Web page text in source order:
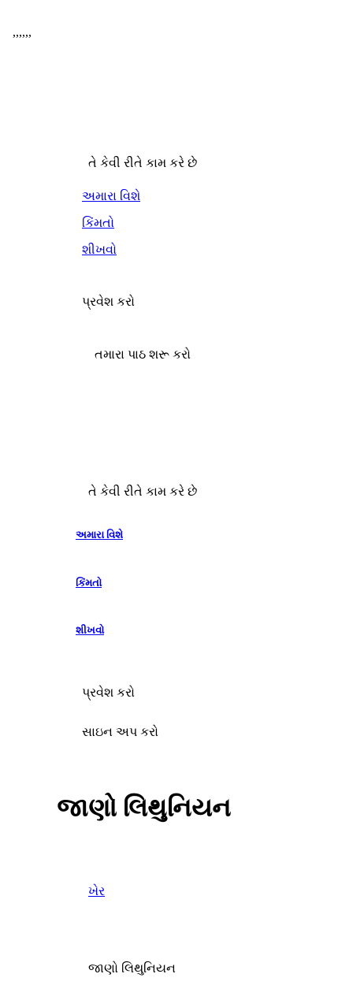
,,,,,,
તે કેવી રીતે કામ કરે છે
અમારા વિશે
કિંમતો
શીખવો
પ્રવેશ કરો
તમારા પાઠ શરૂ કરો
તે કેવી રીતે કામ કરે છે
અમારા વિશે
કિંમતો
શીખવો
પ્રવેશ કરો
સાઇન અપ કરો
જાણો લિથુનિયન
ખેર
જાણો લિથુનિયન